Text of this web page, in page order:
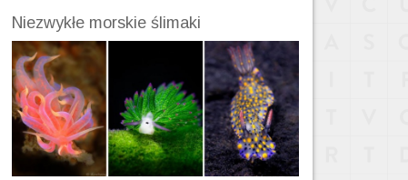
Niezwykłe morskie ślimaki